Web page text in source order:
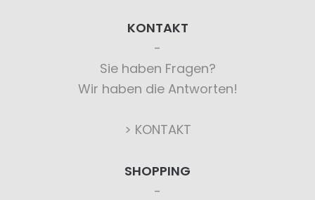
KONTAKT
Sie haben Fragen?
Wir haben die Antworten!
> KONTAKT
SHOPPING